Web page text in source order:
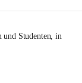
und Studenten, in